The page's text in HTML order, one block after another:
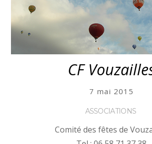
CF
7 mai 2015
ASSOCIATIONS
Comité des fêtes de